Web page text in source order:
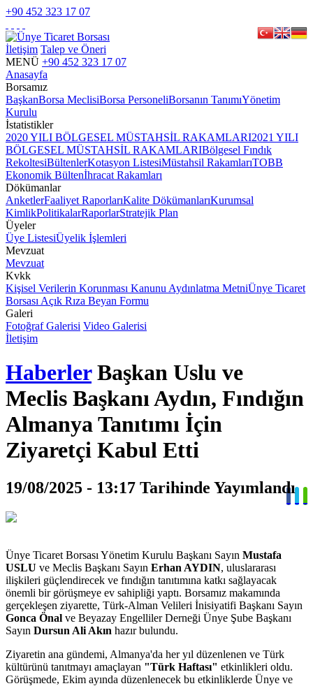
+90 452 323 17 07
İletişim Talep ve Öneri
MENÜ +90 452 323 17 07
Anasayfa
Borsamız
BaşkanBorsa MeclisiBorsa PersoneliBorsanın TanımıYönetim
Kurulu
İstatistikler
2020 YILI BÖLGESEL MÜSTAHSİL RAKAMLARI2021 YILI
BÖLGESEL MÜSTAHSİL RAKAMLARIBölgesel Fındık
RekoltesiBültenlerKotasyon ListesiMüstahsil RakamlarıTOBB
Ekonomik Bültenİhracat Rakamları
Dökümanlar
AnketlerFaaliyet RaporlarıKalite DökümanlarıKurumsal
KimlikPolitikalarRaporlarStratejik Plan
Üyeler
Üye ListesiÜyelik İşlemleri
Mevzuat
Mevzuat
Kvkk
Kişisel Verilerin Korunması Kanunu Aydınlatma MetniÜnye Ticaret
Borsası Açık Rıza Beyan Formu
Galeri
Fotoğraf Galerisi Video Galerisi
İletişim
HaberlerBaşkan Uslu ve
Meclis Başkanı Aydın, Fındığın
Almanya Tanıtımı İçin
Ziyaretçi Kabul Etti
19/08/2025 - 13:17 Tarihinde Yayımlandı
Ünye Ticaret Borsası Yönetim Kurulu Başkanı Sayın Mustafa
USLU ve Meclis Başkanı Sayın Erhan AYDIN, uluslararası
ilişkileri güçlendirecek ve fındığın tanıtımına katkı sağlayacak
önemli bir görüşmeye ev sahipliği yaptı. Borsamız makamında
gerçekleşen ziyarette, Türk-Alman Velileri İnisiyatifi Başkanı Sayın
Gonca Önal ve Beyazay Engelliler Derneği Ünye Şube Başkanı
Sayın Dursun Ali Akın hazır bulundu.
Ziyaretin ana gündemi, Almanya'da her yıl düzenlenen ve Türk
kültürünü tanıtmayı amaçlayan "Türk Haftası" etkinlikleri oldu.
Görüşmede, Ekim ayında düzenlenecek bu etkinliklerde Ünye ve